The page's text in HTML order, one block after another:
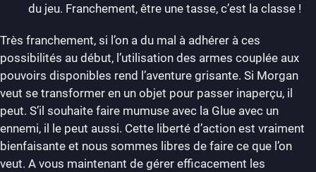
du jeu. Franchement, être une tasse, c’est la classe !
Très franchement, si l’on a du mal à adhérer à ces
possibilités au début, l’utilisation des armes couplée aux
pouvoirs disponibles rend l’aventure grisante. Si Morgan
veut se transformer en un objet pour passer inaperçu, il
peut. S’il souhaite faire mumuse avec la Glue avec un
ennemi, il le peut aussi. Cette liberté d’action est vraiment
bienfaisante et nous sommes libres de faire ce que l’on
veut. A vous maintenant de gérer efficacement les